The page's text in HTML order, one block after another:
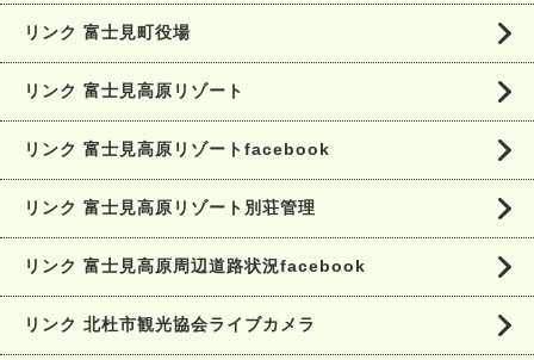
リンク 富士見町役場
リンク 富士見高原リゾート
リンク 富士見高原リゾートfacebook
リンク 富士見高原リゾート別荘管理
リンク 富士見高原周辺道路状況facebook
リンク 北杜市観光協会ライブカメラ